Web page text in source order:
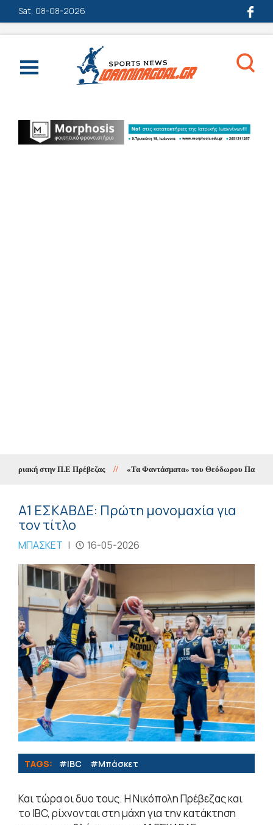
Sat, 08-08-2026
στην Π.Ε Πρέβεζας // «Τα Φαντάσματα» του Θεόδωρου Παπαγιάννη
Α1 ΕΣΚΑΒΔΕ: Πρώτη μονομαχία για
τον τίτλο
ΜΠΑΣΚΕΤ | 16-05-2026
TAGS: #IBC #Μπάσκετ
Και τώρα οι δυο τους. Η Νικόπολη Πρέβεζας και
το IBC, ρίχνονται στη μάχη για την κατάκτηση